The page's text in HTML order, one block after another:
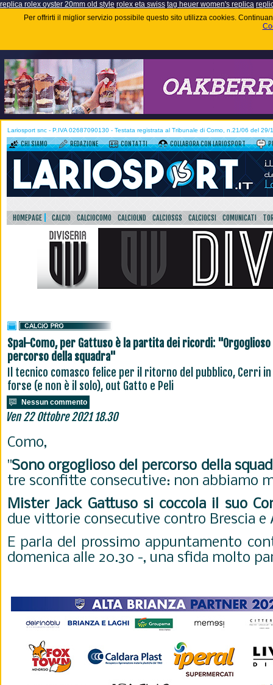
replica rolex oyster 20mm old style rolex eta swiss tag heuer women's replica
Per offrirti il miglior servizio possibile questo sito utilizza cookies.
Lariosport snc - P.IVA 02687090130 - Testata registrata al Tribunale di Como, n.21/06 del 29/
CHI SIAMO REDAZIONE CONTATTI COLLABORA CON LARIOSPORT
HOMEPAGE CALCIO CALCIOCOMO CALCIOLND CALCIOSGS CALCIOCSI COMUNICATI
Spal-Como, per Gattuso è la partita dei ricordi: "Orgoglioso
percorso della squadra"
Il tecnico comasco felice per il ritorno del pubblico, Cerri in
forse (e non è il solo), out Gatto e Peli
Nessun commento
Ven 22 Ottobre 2021 18.30
Como,
"Sono orgoglioso del percorso della
tre sconfitte consecutive: non abbiamo
Mister Jack Gattuso si coccola il suo
due vittorie consecutive contro Brescia e
E parla del prossimo appuntamento
domenica alle 20.30 -, una sfida molto